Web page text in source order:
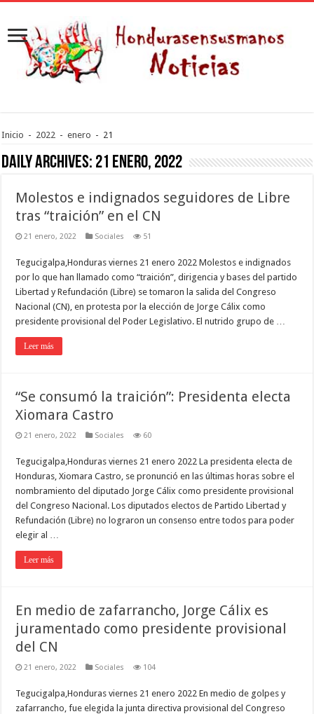
Inicio - 2022 - enero - 21
Daily Archives: 21 enero, 2022
Molestos e indignados seguidores de Libre
tras “traición” en el CN
21 enero, 2022 Sociales 51
Tegucigalpa,Honduras viernes 21 enero 2022 Molestos e indignados
por lo que han llamado como “traición”, dirigencia y bases del partido
Libertad y Refundación (Libre) se tomaron la salida del Congreso
Nacional (CN), en protesta por la elección de Jorge Cálix como
presidente provisional del Poder Legislativo. El nutrido grupo de …
Leer más
“Se consumó la traición”: Presidenta electa
Xiomara Castro
21 enero, 2022 Sociales 60
Tegucigalpa,Honduras viernes 21 enero 2022 La presidenta electa de
Honduras, Xiomara Castro, se pronunció en las últimas horas sobre el
nombramiento del diputado Jorge Cálix como presidente provisional
del Congreso Nacional. Los diputados electos de Partido Libertad y
Refundación (Libre) no lograron un consenso entre todos para poder
elegir al …
Leer más
En medio de zafarrancho, Jorge Cálix es
juramentado como presidente provisional
del CN
21 enero, 2022 Sociales 104
Tegucigalpa,Honduras viernes 21 enero 2022 En medio de golpes y
zafarrancho, fue elegida la junta directiva provisional del Congreso